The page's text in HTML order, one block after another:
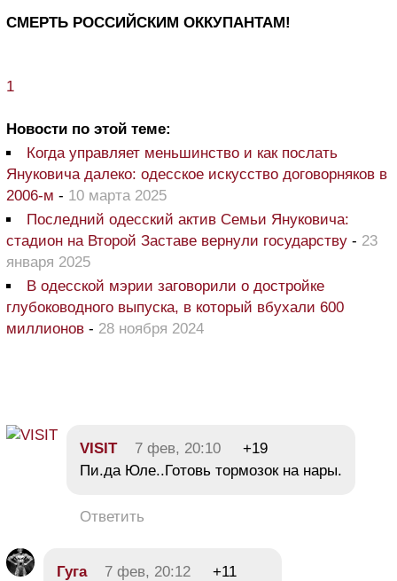
СМЕРТЬ РОССИЙСКИМ ОККУПАНТАМ!
1
Новости по этой теме:
Когда управляет меньшинство и как послать
Януковича далеко: одесское искусство договорняков в
2006-м - 10 марта 2025
Последний одесский актив Семьи Януковича:
стадион на Второй Заставе вернули государству - 23
января 2025
В одесской мэрии заговорили о достройке
глубоководного выпуска, в который вбухали 600
миллионов - 28 ноября 2024
VISIT 7 фев, 20:10
+19
Пи.да Юле..Готовь тормозок на нары.
Ответить
Гуга 7 фев, 20:12
+11